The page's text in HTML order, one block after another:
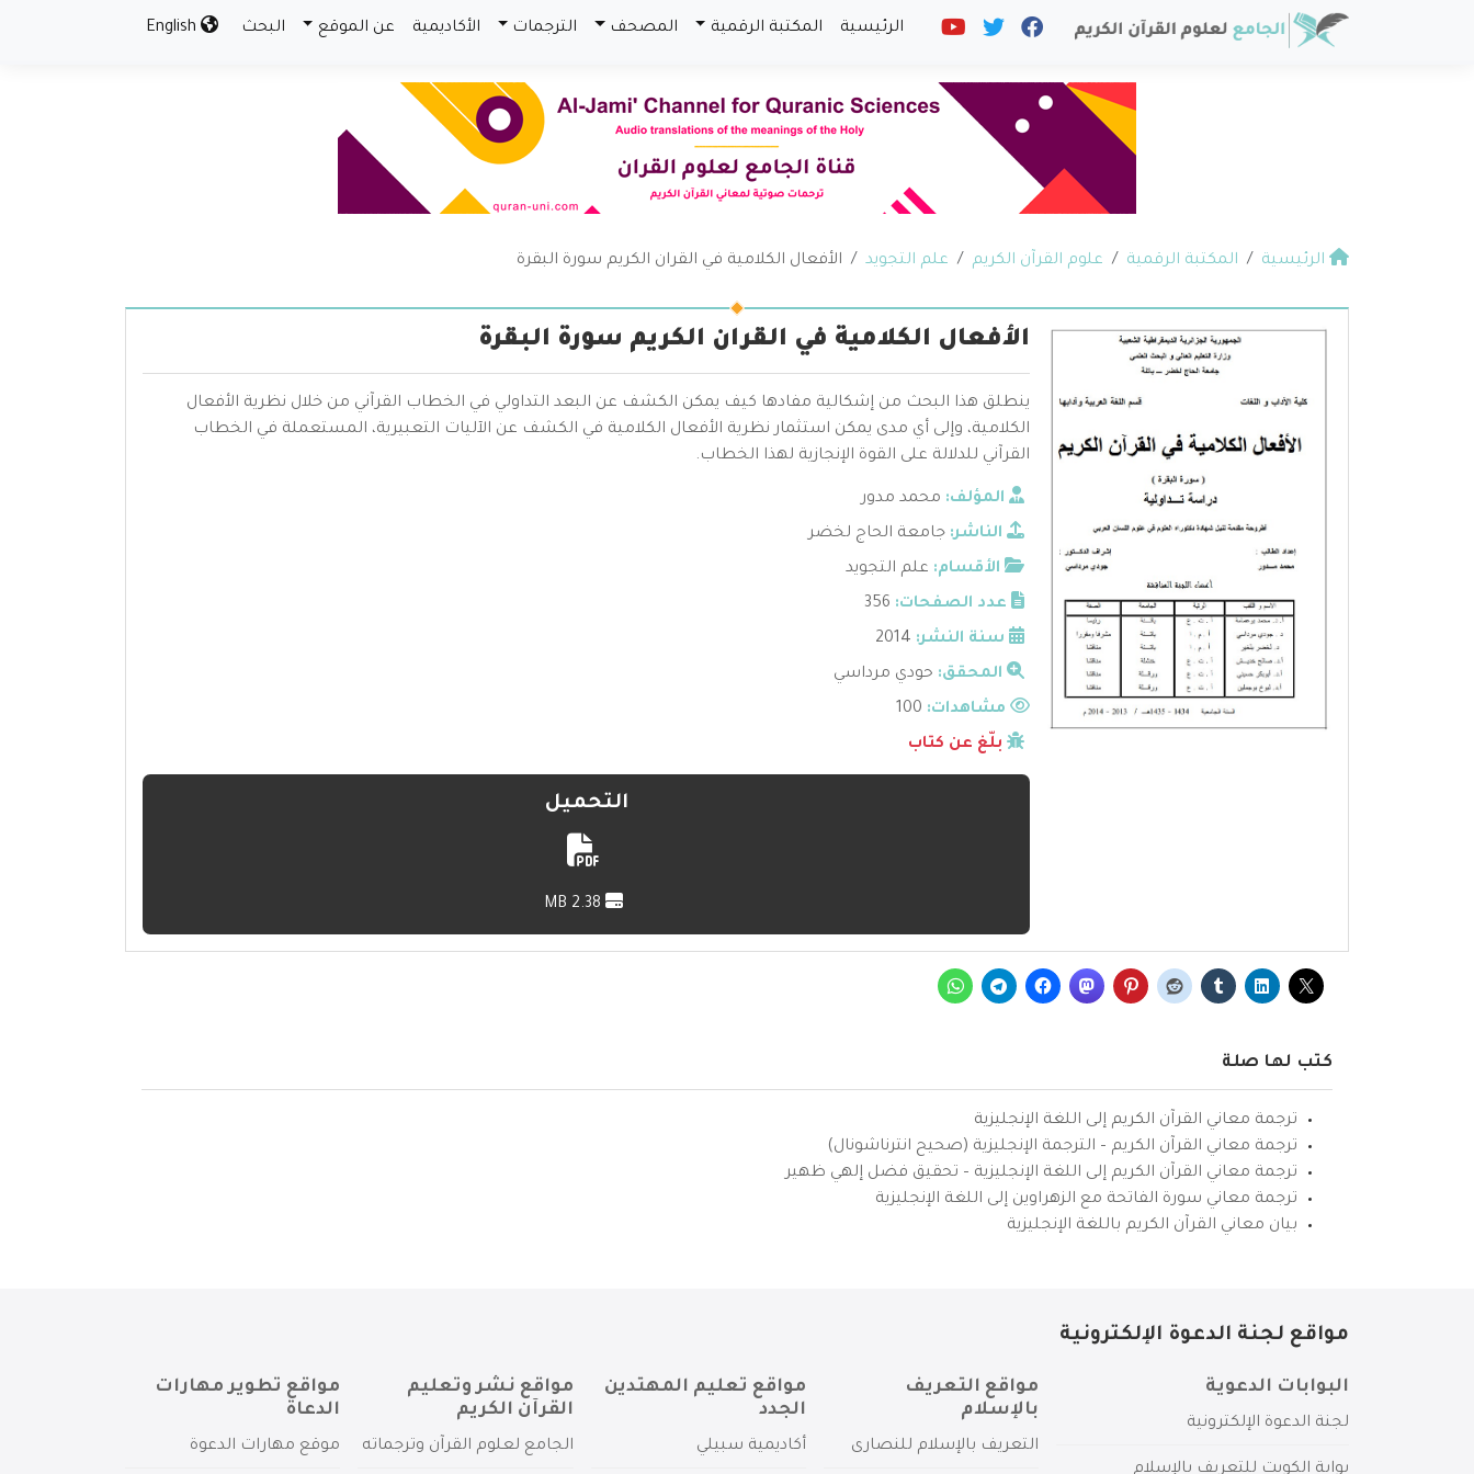
الرئيسية المكتبة الرقمية المصحف الترجمات الأكاديمية عن الموقع البحث
الرئيسية المكتبة الرقمية علوم القرآن الكريم علم التجويد الأفعال الكلامية في القران الكريم سورة البقرة
الأفعال الكلامية في القران الكريم سورة البقرة
ينطلق هذا البحث من إشكالية مفادها كيف يمكن الكشف عن البعد التداولي في الخطاب القرآني من خلال نظرية الأفعال
الكلامية، وإلى أي مدى يمكن استثمار نظرية الأفعال الكلامية في الكشف عن الآليات التعبيرية، المستعملة في الخطاب
القرآني للدلالة على القوة الإنجازية لهذا الخطاب.
المؤلف: محمد مدور
الناشر: جامعة الحاج لخضر
الأقسام: علم التجويد
عدد الصفحات: 356
سنة النشر: 2014
المحقق: حودي مرداسي
مشاهدات:
بلّغ عن كتاب
التحميل
كتب لها صلة
ترجمة معاني القرآن الكريم إلى اللغة الإنجليزية
ترجمة معاني القرآن الكريم – الترجمة الإنجليزية (صحيح انترناشونال)
ترجمة معاني القرآن الكريم إلى اللغة الإنجليزية – تحقيق فضل إلهي ظهير
ترجمة معاني سورة الفاتحة مع الزهراوين إلى اللغة الإنجليزية
بيان معاني القرآن الكريم باللغة الإنجليزية
مواقع لجنة الدعوة الإلكترونية
البوابات الدعوية
لجنة الدعوة الإلكترونية
بوابة الكويت للتعريف بالإسلام
مواقع التعريف
بالإسلام
التعريف بالإسلام للنصارى
مواقع تعليم المهتدين
الجدد
أكاديمية سبيلي
مواقع نشر وتعليم
القرآن الكريم
الجامع لعلوم القرآن وترجماته
مواقع تطوير مهارات
الدعاة
موقع مهارات الدعوة